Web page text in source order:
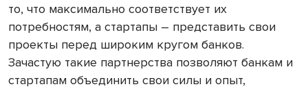
то, что максимально соответствует их
потребностям, а стартапы – представить свои
проекты перед широким кругом банков.
Зачастую такие партнерства позволяют банкам и
стартапам объединить свои силы и опыт,